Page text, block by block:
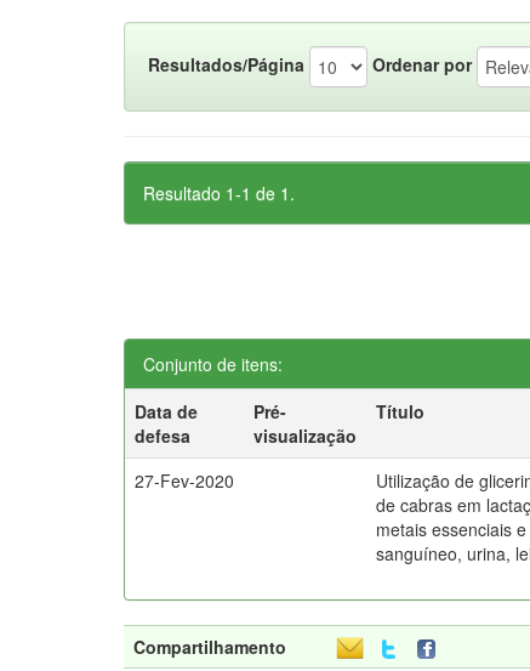
Resultados/Página Ordenar por
Resultado 1-1 de 1.
Conjunto de itens:
Data de
defesa
Pré-
visualização
Título
27-Fev-2020
Utilização de
de cabras em
metais essenciais
sanguíneo, urina,
Compartilhamento